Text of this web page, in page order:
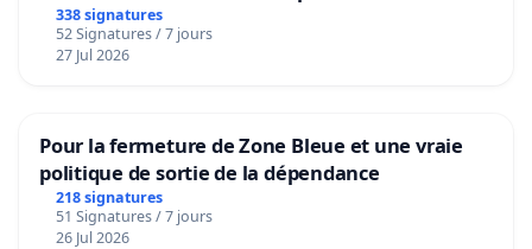
granum basé sur la teneur en protéines
338 signatures
52 Signatures / 7 jours
27 Jul 2026
Pour la fermeture de Zone Bleue et une vraie
politique de sortie de la dépendance
218 signatures
51 Signatures / 7 jours
26 Jul 2026